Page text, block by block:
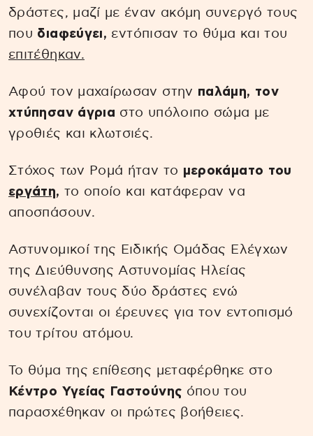
δράστες, μαζί με έναν ακόμη συνεργό τους
που διαφεύγει, εντόπισαν το θύμα και του
επιτέθηκαν.
Αφού τον μαχαίρωσαν στην παλάμη, τον
χτύπησαν άγρια στο υπόλοιπο σώμα με
γροθιές και κλωτσιές.
Στόχος των Ρομά ήταν το μεροκάματο του
εργάτη, το οποίο και κατάφεραν να
αποσπάσουν.
Αστυνομικοί της Ειδικής Ομάδας Ελέγχων
της Διεύθυνσης Αστυνομίας Ηλείας
συνέλαβαν τους δύο δράστες ενώ
συνεχίζονται οι έρευνες για τον εντοπισμό
του τρίτου ατόμου.
Το θύμα της επίθεσης μεταφέρθηκε στο
Κέντρο Υγείας Γαστούνης όπου του
παρασχέθηκαν οι πρώτες βοήθειες.